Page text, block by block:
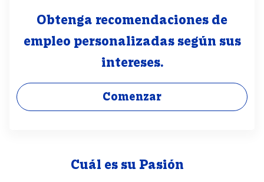
Obtenga recomendaciones de
empleo personalizadas según sus
intereses.
Comenzar
Cuál es su Pasión